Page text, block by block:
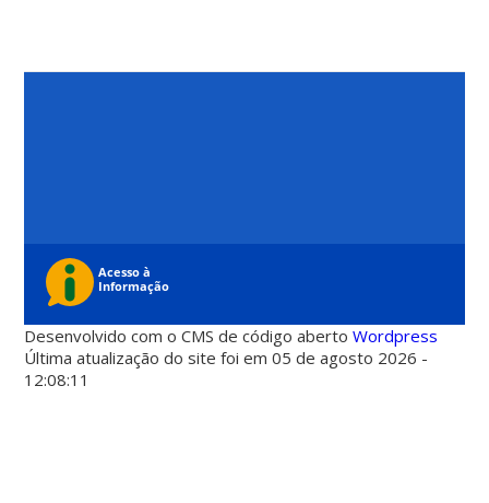
Desenvolvido com o CMS de código abertoWordpress
Última atualização do site foi em 05 de agosto 2026 -
12:08:11